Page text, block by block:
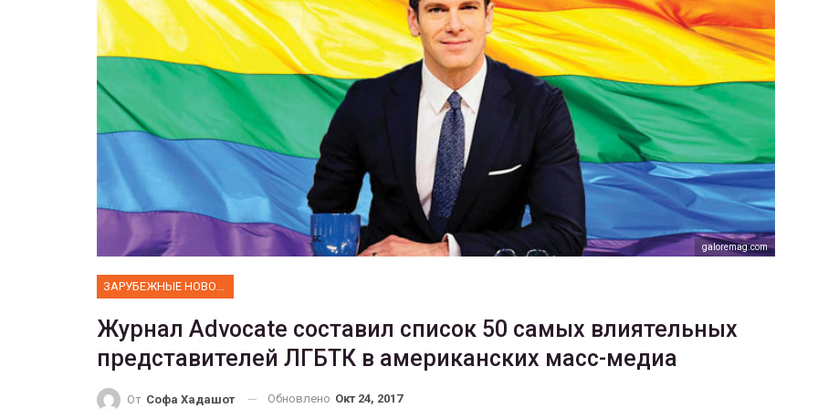
galoremag.com
ЗАРУБЕЖНЫЕ НОВОСТИ
Журнал Advocate составил список 50 самых влиятельных
представителей ЛГБТК в американских масс-медиа
От Софа Хадашот Обновлено Окт 24, 2017
Военнослужащие-трансгендеры
ГЕЙ-АЛЬЯНС УКРАИНА Июл 27, 2017
ФОТО
В Берлине отпраздновали
легализацию гей-браков
ГЕЙ-АЛЬЯНС УКРАИНА Июл 2, 2017